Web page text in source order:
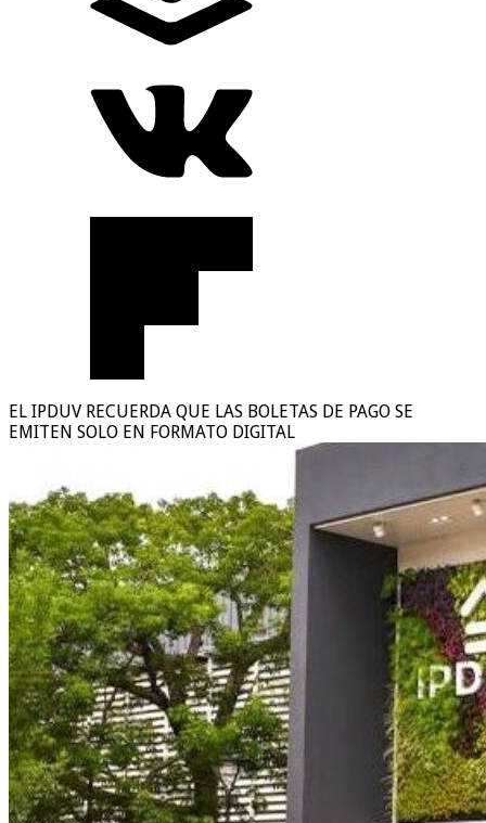
EL IPDUV RECUERDA QUE LAS BOLETAS DE PAGO SE
EMITEN SOLO EN FORMATO DIGITAL